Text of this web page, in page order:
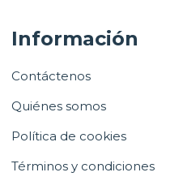
Información
Contáctenos
Quiénes somos
Política de cookies
Términos y condiciones